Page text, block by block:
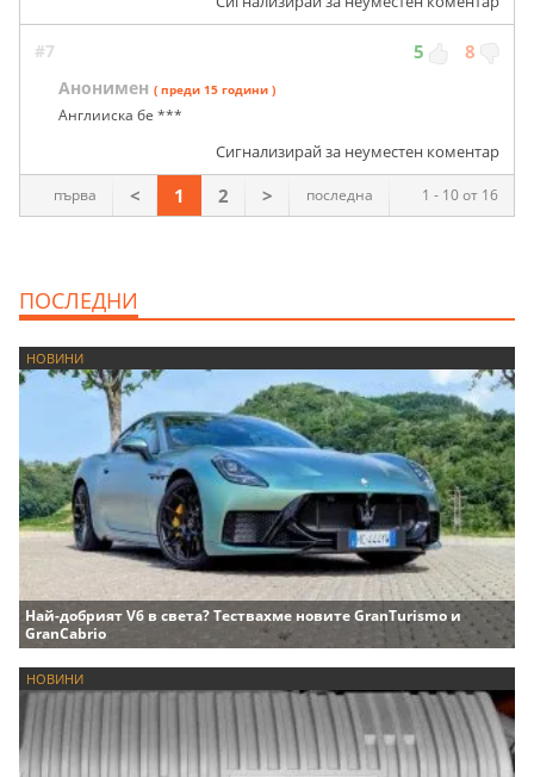
#7 5 8
Анонимен ( преди 15 години )
Англииска бе ***
Сигнализирай за неуместен коментар
1 - 10 от 16
първа < 1 2 > последна
ПОСЛЕДНИ
НОВИНИ
Най-добрият V6 в света? Тествахме новите GranTurismo и
GranCabrio
НОВИНИ